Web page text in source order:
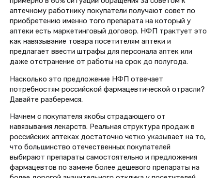
аптечному работнику покупатели получают совет по
приобретению именно того препарата на который у
аптеки есть маркетинговый договор. НФП трактует это
как навязывание товара посетителям аптеки и
предлагает ввести штрафы для персонала аптек или
даже отстранение от работы на срок до полугода.
Насколько это предложение НФП отвечает
потребностям российской фармацевтической отрасли?
Давайте разберемся.
Начнем с покупателя якобы страдающего от
навязывания лекарств. Реальная структура продаж в
российских аптеках достаточно четко указывает на то,
что большинство отечественных покупателей
выбирают препараты самостоятельно и предложения
фармацевтов по замене более дешевого препараты на